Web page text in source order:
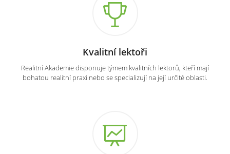
Kvalitní lektoři
Realitní Akademie disponuje týmem kvalitních lektorů, kteří mají
bohatou realitní praxi nebo se specializují na její určité oblasti.